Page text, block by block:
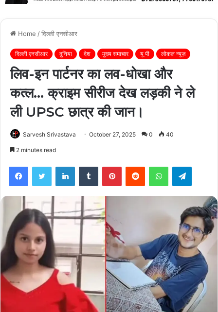
Home /दिल्ली एनसीआर
दिल्ली एनसीआर दुनिया देश मुख्य समाचार यू पी लोकल न्यूज़
लिव-इन पार्टनर का लव-धोखा और
कत्ल… क्राइम सीरीज देख लड़की ने ले
ली UPSC छात्र की जान।
Sarvesh Srivastava October 27, 2025 0 40
2 minutes read
FacebookTwitter LinkedInTumblr PinterestReddit WhatsApp